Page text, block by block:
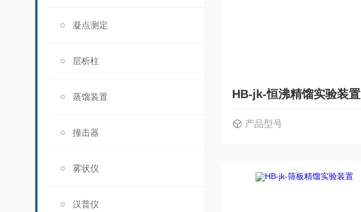
凝点测定
层析柱
蒸馏装置
撞击器
雾状仪
汉普仪
HB-jk-恒沸精馏实验装置
产品型号